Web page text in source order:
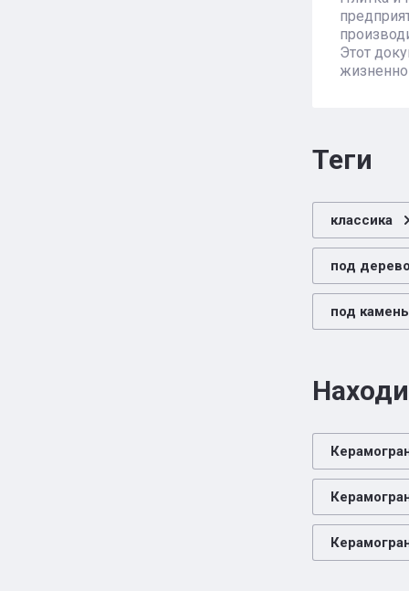
Этот
теги
классика
под дерево
под камень